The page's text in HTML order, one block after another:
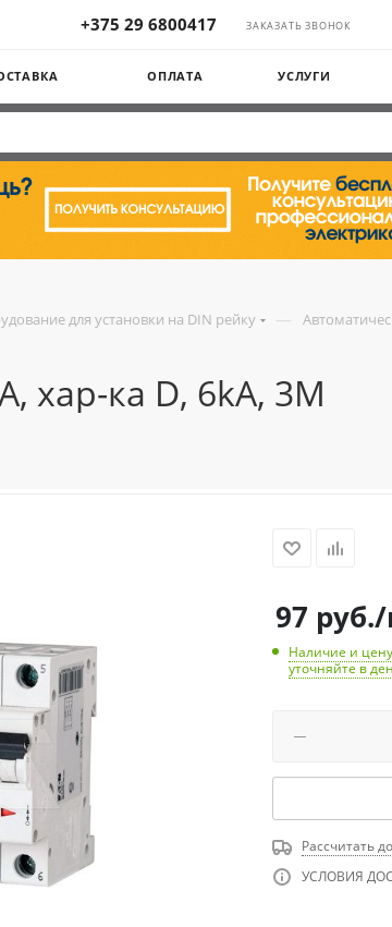
+375 29 6800417 ЗАКАЗАТЬ ЗВОНОК
ОПЛАТА УСЛУГИ
для установки на DIN рейку —
хар-ка D, 6kA, 3M
97 руб.
Наличие и
уточняйте в
Рассчитать
УСЛОВИЯ